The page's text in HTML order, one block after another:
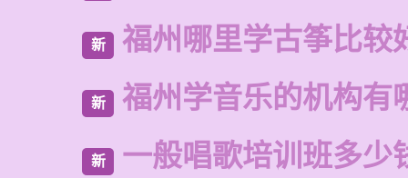
新 福州哪里学古筝比较
新 福州学音乐的机构有
新 一般唱歌培训班多少